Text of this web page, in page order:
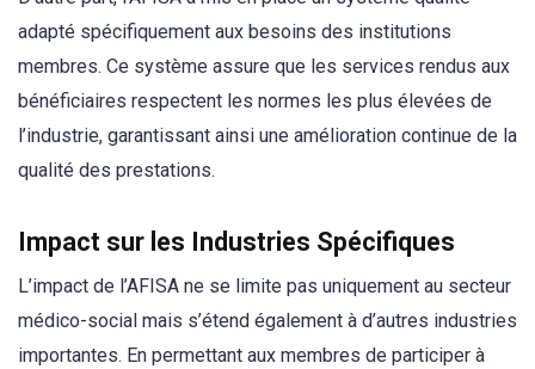
adapté spécifiquement aux besoins des institutions
membres. Ce système assure que les services rendus aux
bénéficiaires respectent les normes les plus élevées de
l’industrie, garantissant ainsi une amélioration continue de la
qualité des prestations.
Impact sur les Industries Spécifiques
L’impact de l’AFISA ne se limite pas uniquement au secteur
médico-social mais s’étend également à d’autres industries
importantes. En permettant aux membres de participer à